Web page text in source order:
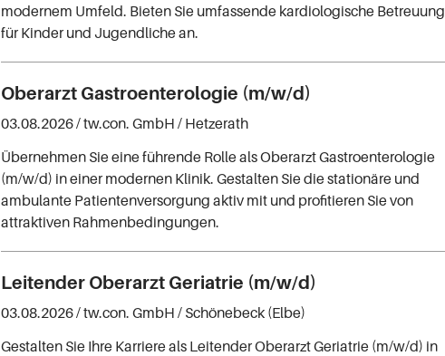
modernem Umfeld. Bieten Sie umfassende kardiologische Betreuung
für Kinder und Jugendliche an.
Oberarzt Gastroenterologie (m/w/d)
03.08.2026 /tw.con. GmbH / Hetzerath
Übernehmen Sie eine führende Rolle als Oberarzt Gastroenterologie
(m/w/d) in einer modernen Klinik. Gestalten Sie die stationäre und
ambulante Patientenversorgung aktiv mit und profitieren Sie von
attraktiven Rahmenbedingungen.
Leitender Oberarzt Geriatrie (m/w/d)
03.08.2026 /tw.con. GmbH / Schönebeck (Elbe)
Gestalten Sie Ihre Karriere als Leitender Oberarzt Geriatrie (m/w/d) in